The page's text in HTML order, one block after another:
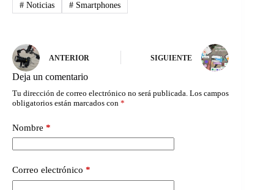
#Noticias #Smartphones
ANTERIOR SIGUIENTE
Deja un comentario
Tu dirección de correo electrónico no será publicada. Los campos
obligatorios están marcados con *
Nombre *
Correo electrónico *